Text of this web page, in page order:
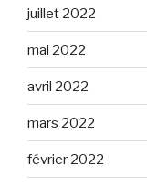
juillet 2022
mai 2022
avril 2022
mars 2022
février 2022